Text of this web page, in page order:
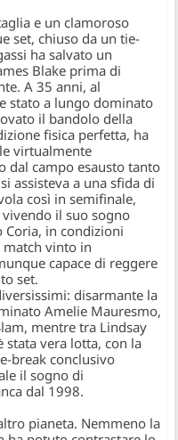
e un clamoroso
set, chiuso da un tie-
ha salvato un
Blake prima di
A 35 anni, al
stato a lungo dominato
il bandolo della
fisica perfetta, ha
virtualmente
dal campo esausto tanto
assisteva a una sfida di
così in semifinale,
vivendo il suo sogno
Coria, in condizioni
match vinto in
capace di reggere
set.
disarmante la
Amelie Mauresmo,
mentre tra Lindsay
stata vera lotta, con la
break conclusivo
il sogno di
dal 1998.
pianeta. Nemmeno la